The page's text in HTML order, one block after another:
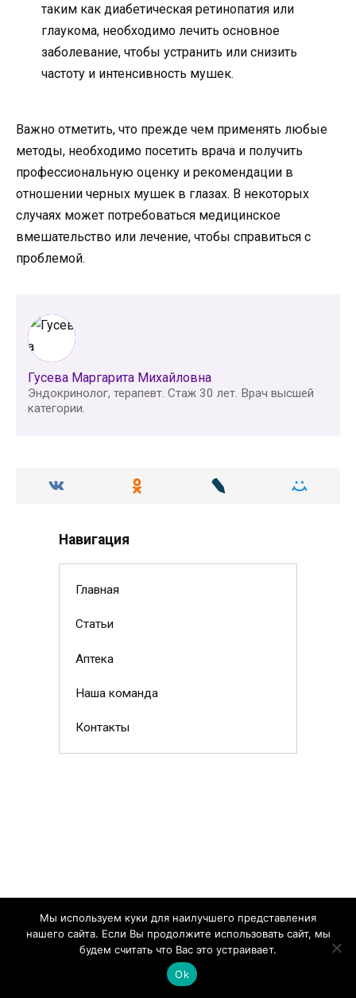
таким как диабетическая ретинопатия или
глаукома, необходимо лечить основное
заболевание, чтобы устранить или снизить
частоту и интенсивность мушек.
Важно отметить, что прежде чем применять любые
методы, необходимо посетить врача и получить
профессиональную оценку и рекомендации в
отношении черных мушек в глазах. В некоторых
случаях может потребоваться медицинское
вмешательство или лечение, чтобы справиться с
проблемой.
Гусева Маргарита Михайловна
Эндокринолог, терапевт. Стаж 30 лет. Врач высшей
категории.
Навигация
Главная
Статьи
Аптека
Наша команда
Контакты
Мы используем куки для наилучшего представления
нашего сайта. Если Вы продолжите использовать сайт, мы
будем считать что Вас это устраивает.
Ok